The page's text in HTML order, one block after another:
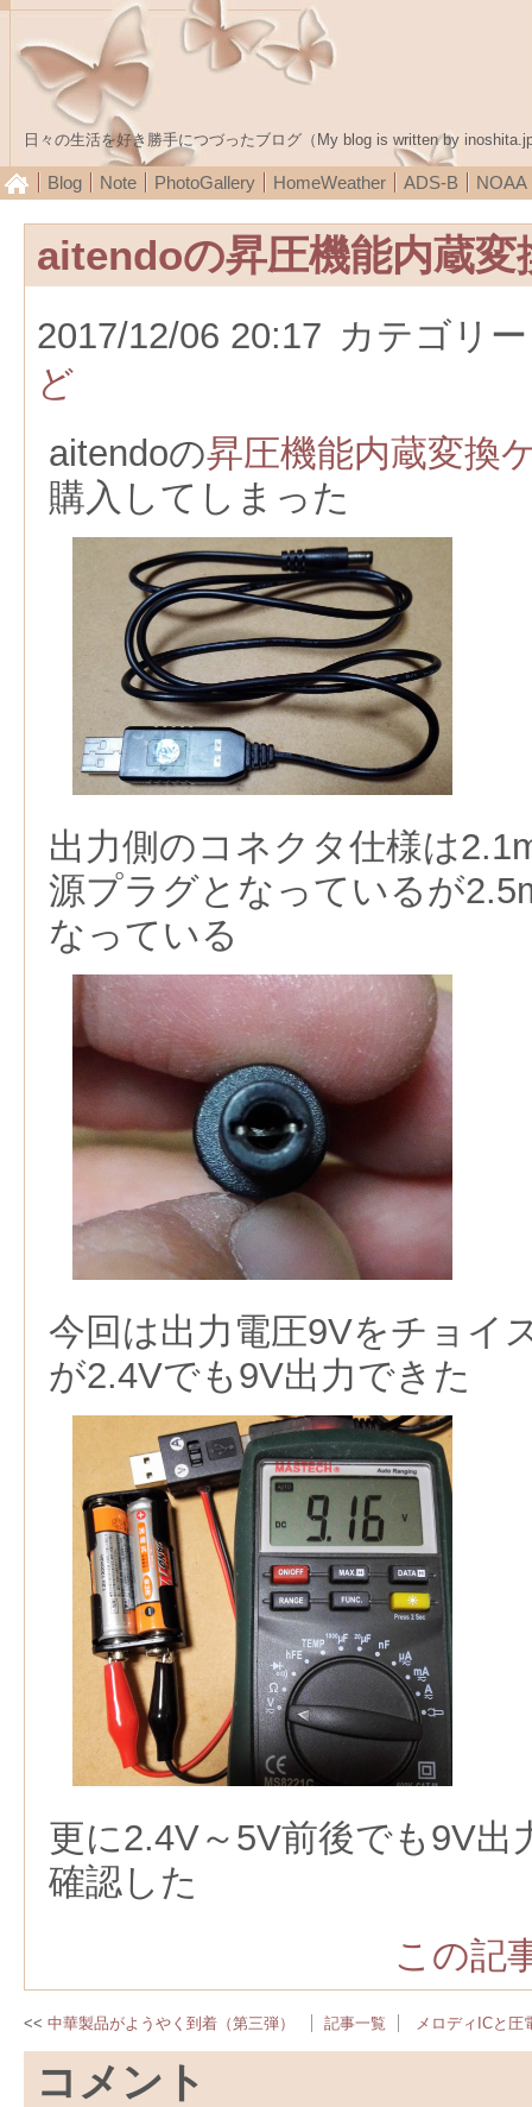
日々の生活を好き勝手につづったブログ（My blog is written by
Blog Note PhotoGallery HomeWeather ADS-B NOAA
aitendoの昇圧機能内蔵変
2017/12/06 20:17 カテゴリ
ど
aitendoの昇圧機能内蔵変換
購入してしまった
出力側のコネクタ仕様は
源プラグとなっているが
なっている
今回は出力電圧9Vをチョイ
が2.4Vでも9V出力できた
更に2.4V～5V前後でも9V出
確認した
この記
中華製品がようやく到着（第三弾） 記事一覧 メロディICと圧
コメント